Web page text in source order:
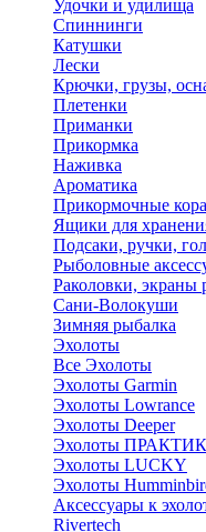
Удочки и удилища
Спиннинги
Катушки
Лески
Крючки, грузы,
Плетенки
Приманки
Прикормка
Наживка
Ароматика
Прикормочные
Ящики для
Подсаки, ручки,
Рыболовные
Раколовки, экраны
Сани-Волокуши
Зимняя рыбалка
Эхолоты
Все Эхолоты
Эхолоты Garmin
Эхолоты Lowrance
Эхолоты Deeper
Эхолоты ПРАКТИК
Эхолоты LUCKY
Эхолоты
Аксессуары к
Rivertech